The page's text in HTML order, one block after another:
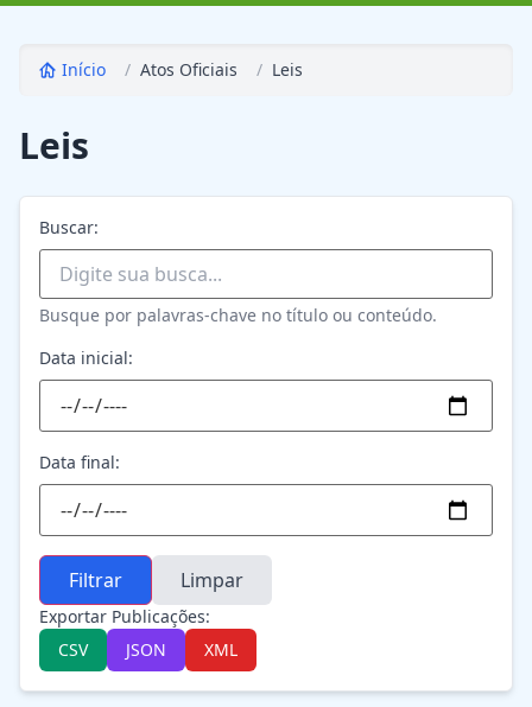
Início / Atos Oficiais / Leis
Leis
Buscar:
Busque por palavras-chave no título ou conteúdo.
Data inicial:
Data final:
Filtrar Limpar
Exportar Publicações:
CSV
JSON XML